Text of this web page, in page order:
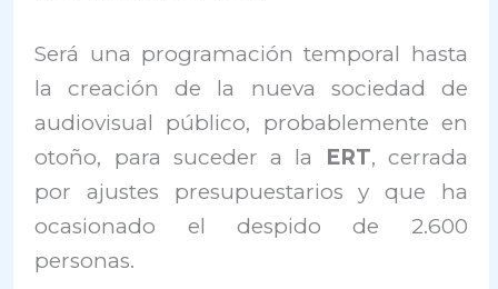
Será una programación temporal hasta
la creación de la nueva sociedad de
audiovisual público, probablemente en
otoño, para suceder a la
ERT, cerrada
por ajustes presupuestarios y que ha
ocasionado el despido de 2.600
personas.